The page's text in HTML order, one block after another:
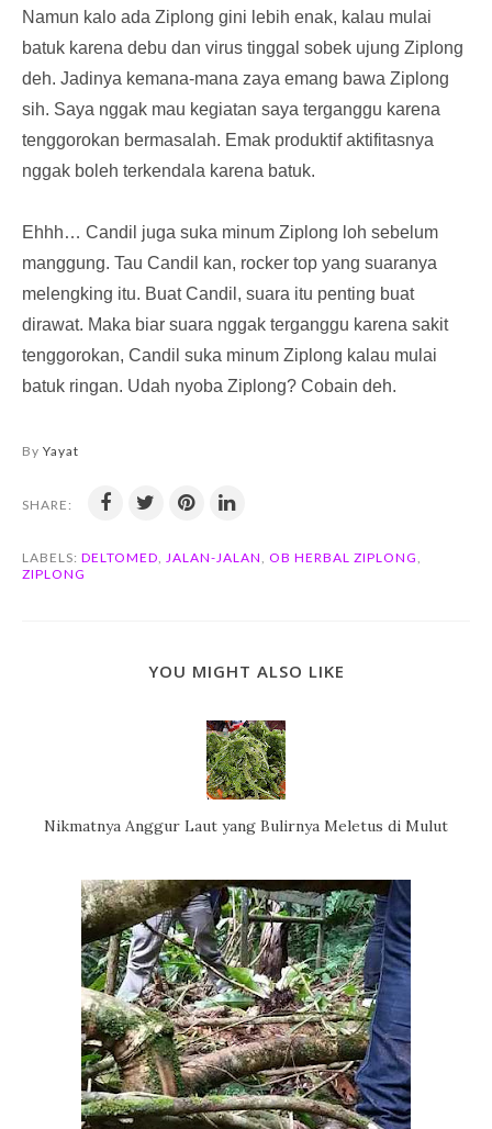
Namun kalo ada Ziplong gini lebih enak, kalau mulai
batuk karena debu dan virus tinggal sobek ujung Ziplong
deh. Jadinya kemana-mana zaya emang bawa Ziplong
sih. Saya nggak mau kegiatan saya terganggu karena
tenggorokan bermasalah. Emak produktif aktifitasnya
nggak boleh terkendala karena batuk.
Ehhh… Candil juga suka minum Ziplong loh sebelum
manggung. Tau Candil kan, rocker top yang suaranya
melengking itu. Buat Candil, suara itu penting buat
dirawat. Maka biar suara nggak terganggu karena sakit
tenggorokan, Candil suka minum Ziplong kalau mulai
batuk ringan. Udah nyoba Ziplong? Cobain deh.
By Yayat
SHARE:
LABELS: DELTOMED JALAN-JALAN OB HERBAL ZIPLONG
ZIPLONG
YOU MIGHT ALSO LIKE
Nikmatnya Anggur Laut yang Bulirnya Meletus di Mulut